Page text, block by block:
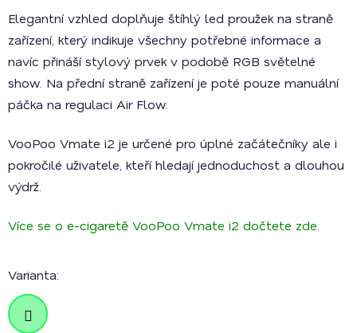
Elegantní vzhled doplňuje štíhlý led proužek na straně
zařízení, který indikuje všechny potřebné informace a
navíc přináší stylový prvek v podobě RGB světelné
show. Na přední straně zařízení je poté pouze manuální
páčka na regulaci Air Flow.
VooPoo Vmate i2 je určené pro úplné začátečníky ale i
pokročilé uživatele, kteří hledají jednoduchost a dlouhou
výdrž.
Více se o e-cigaretě VooPoo Vmate i2 dočtete zde.
Varianta: